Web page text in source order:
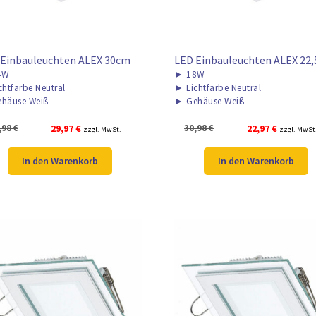
ALEX 30cm
Neutral
Weiß
€
Ursprünglicher
war:
39,98 €
29,97€Aktueller
ist:
29,97 €.
zzgl. MwSt.
In den Warenkorb
LED Einbauleuchten ALEX
► 18W
► Lichtfarbe Neutral
► Gehäuse Weiß
30,98€
Ursprünglicher
war:
30,98 €
22,97€Aktueller
ist:
22,97 €.
zzgl.
In den Warenkorb